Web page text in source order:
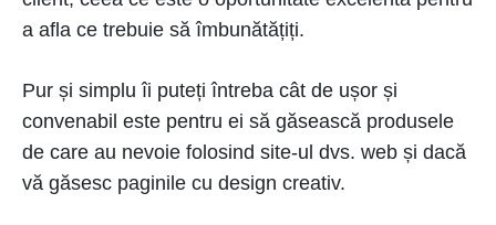
a afla ce trebuie să îmbunătățiți.
Pur și simplu îi puteți întreba cât de ușor și
convenabil este pentru ei să găsească produsele
de care au nevoie folosind site-ul dvs. web și dacă
vă găsesc paginile cu design creativ.